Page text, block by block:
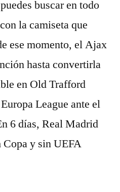
buscar en todo
la camiseta que
ese momento, el Ajax
hasta convertirla
en Old Trafford
League ante el
6 días, Real Madrid
Copa y sin UEFA